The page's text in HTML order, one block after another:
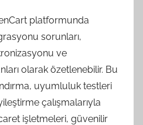
platformunda
sorunları,
ve
olarak özetlenebilir. Bu
uyumluluk testleri
çalışmalarıyla
işletmeleri, güvenilir